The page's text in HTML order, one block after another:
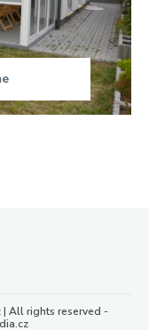
| All rights reserved -